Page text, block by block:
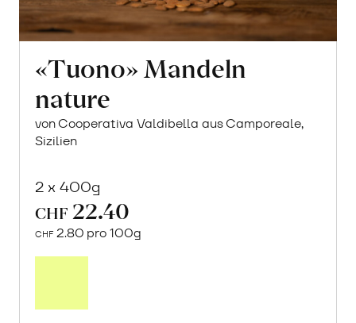
«Tuono» Mandeln
nature
von Cooperativa Valdibella aus Camporeale,
Sizilien
2 x 400g
CHF 22.40
CHF 2.80 pro 100g